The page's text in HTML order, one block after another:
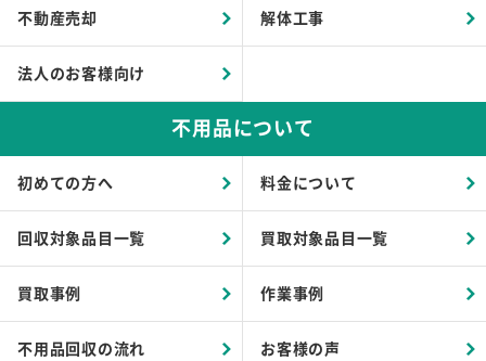
不動産売却 解体工事
法人のお客様向け
不用品について
初めての方へ 料金について
回収対象品目一覧 買取対象品目一覧
買取事例 作業事例
不用品回収の流れ お客様の声